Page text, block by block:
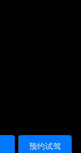
预约试驾